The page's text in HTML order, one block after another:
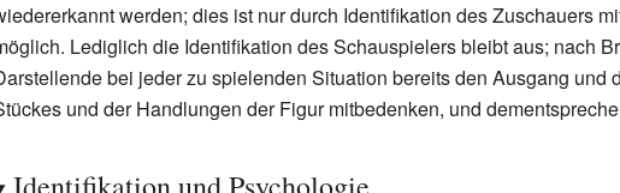
werden; dies ist nur durch Identifikation des Zuschauers
Lediglich die Identifikation des Schauspielers bleibt aus; nach
bei jeder zu spielenden Situation bereits den Ausgang und
und der Handlungen der Figur mitbedenken, und